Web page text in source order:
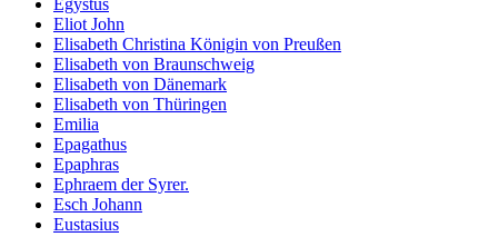
Eliot John
Elisabeth Christina Königin von Preußen
Elisabeth von Braunschweig
Elisabeth von Dänemark
Elisabeth von Thüringen
Emilia
Epagathus
Epaphras
Ephraem der Syrer.
Esch Johann
Eustasius